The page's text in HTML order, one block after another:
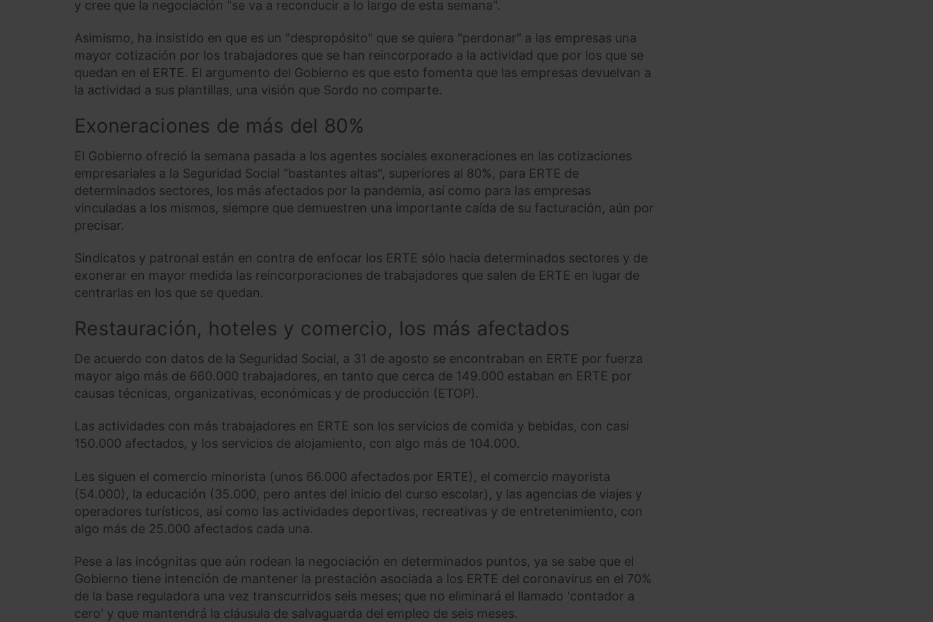
y cree que la negociación "se va a reconducir a lo largo de esta semana".
Asimismo, ha insistido en que es un "despropósito" que se quiera "perdonar" a las empresas una
mayor cotización por los trabajadores que se han reincorporado a la actividad que por los que se
quedan en el ERTE. El argumento del Gobierno es que esto fomenta que las empresas devuelvan a
la actividad a sus plantillas, una visión que Sordo no comparte.
Exoneraciones de más del 80%
El Gobierno ofreció la semana pasada a los agentes sociales exoneraciones en las cotizaciones
empresariales a la Seguridad Social "bastantes altas", superiores al 80%, para ERTE de
determinados sectores, los más afectados por la pandemia, así como para las empresas
vinculadas a los mismos, siempre que demuestren una importante caída de su facturación, aún por
precisar.
Sindicatos y patronal están en contra de enfocar los ERTE sólo hacia determinados sectores y de
exonerar en mayor medida las reincorporaciones de trabajadores que salen de ERTE en lugar de
centrarlas en los que se quedan.
Restauración, hoteles y comercio, los más afectados
De acuerdo con datos de la Seguridad Social, a 31 de agosto se encontraban en ERTE por fuerza
mayor algo más de 660.000 trabajadores, en tanto que cerca de 149.000 estaban en ERTE por
causas técnicas, organizativas, económicas y de producción (ETOP).
Las actividades con más trabajadores en ERTE son los servicios de comida y bebidas, con casi
150.000 afectados, y los servicios de alojamiento, con algo más de 104.000.
Les siguen el comercio minorista (unos 66.000 afectados por ERTE), el comercio mayorista
(54.000), la educación (35.000, pero antes del inicio del curso escolar), y las agencias de viajes y
operadores turísticos, así como las actividades deportivas, recreativas y de entretenimiento, con
algo más de 25.000 afectados cada una.
Pese a las incógnitas que aún rodean la negociación en determinados puntos, ya se sabe que el
Gobierno tiene intención de mantener la prestación asociada a los ERTE del coronavirus en el 70%
de la base reguladora una vez transcurridos seis meses; que no eliminará el llamado 'contador a
cero' y que mantendrá la cláusula de salvaguarda del empleo de seis meses.